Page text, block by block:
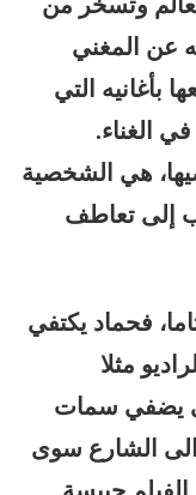
عن المغني
بأغانيه التي
الغناء.
هي الشخصية
إلى تعاطف
فحماد يكتفي
مثلا
يضفي سمات
الى الشارع سوى